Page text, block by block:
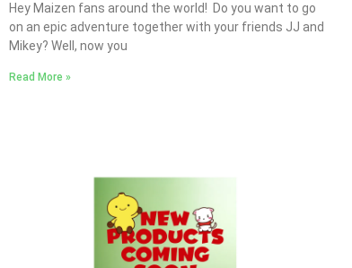
Hey Maizen fans around the world! Do you want to go
on an epic adventure together with your friends JJ and
Mikey? Well, now you
Read More »